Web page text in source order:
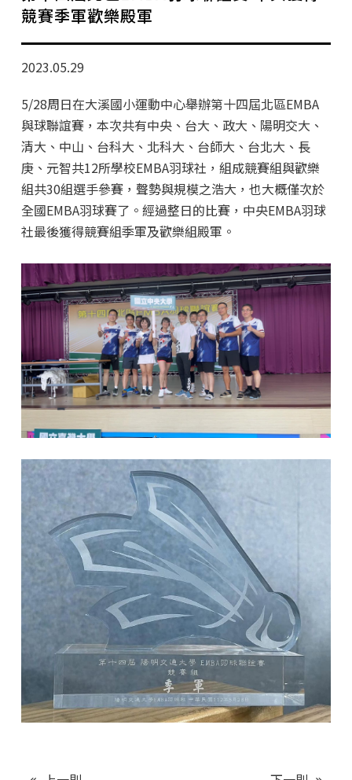
師生動態
競賽季軍歡樂殿軍
2023.05.29
5/28周日在大溪國小運動中心舉辦第十四屆北區EMBA
與球聯誼賽，本次共有中央、台大、政大、陽明交大、
清大、中山、台科大、北科大、台師大、台北大、長
庚、元智共12所學校EMBA羽球社，組成競賽組與歡樂
組共30組選手參賽，聲勢與規模之浩大，也大概僅次於
全國EMBA羽球賽了。經過整日的比賽，中央EMBA羽球
社最後獲得競賽組季軍及歡樂組殿軍。